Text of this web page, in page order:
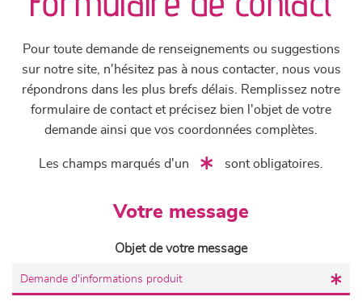
Pour toute demande de renseignements ou suggestions
sur notre site, n'hésitez pas à nous contacter, nous vous
répondrons dans les plus brefs délais. Remplissez notre
formulaire de contact et précisez bien l'objet de votre
demande ainsi que vos coordonnées complètes.
Les champs marqués d'un sont obligatoires.
Votre message
Objet de votre message